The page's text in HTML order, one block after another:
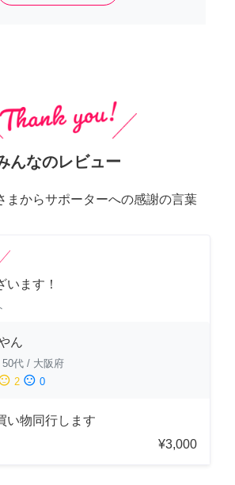
んなのレビュー
まからサポーターへの感謝の言葉
います！
ん
50代 / 大阪府
2 sentiment_dissatisfied 0
い物同行します
¥3,000